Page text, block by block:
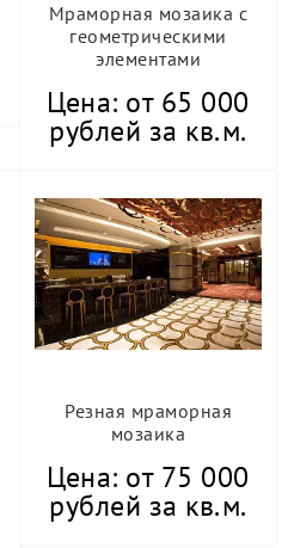
Мраморная мозаика с
геометрическими
элементами
Цена: от 65 000
рублей за кв.м.
Резная мраморная
мозаика
Цена: от 75 000
рублей за кв.м.